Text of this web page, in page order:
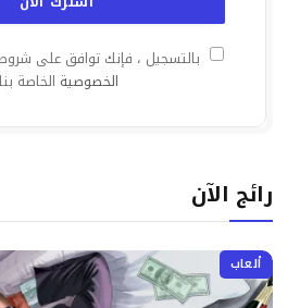
بالتسجيل ، فإنك توافق على
الخصوصية الخاصة
رائج الآن
ألعاب